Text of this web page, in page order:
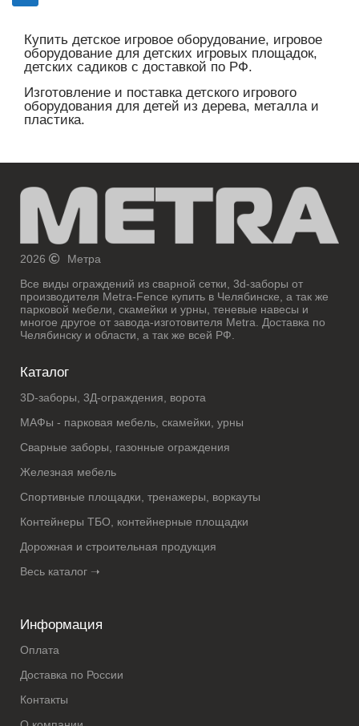
Купить детское игровое оборудование, игровое
оборудование для детских игровых площадок,
детских садиков с доставкой по РФ.
Изготовление и поставка детского игрового
оборудования для детей из дерева, металла и
пластика.
2026
Метра
Все виды ограждений из сварной сетки, 3d-заборы от
производителя Metra-Fence купить в Челябинске, а так же
парковой мебели, скамейки и урны, теневые навесы и
многое другое от завода-изготовителя Metra. Доставка по
Челябинску и области, а так же всей РФ.
Каталог
3D-заборы, 3Д-ограждения, ворота
МАФы - парковая мебель, скамейки, урны
Сварные заборы, газонные ограждения
Железная мебель
Спортивные площадки, тренажеры, воркауты
Контейнеры ТБО, контейнерные площадки
Дорожная и строительная продукция
Весь каталог ➝
Информация
Оплата
Доставка по России
Контакты